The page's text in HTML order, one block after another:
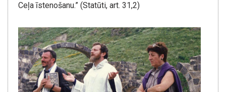
Ceļa īstenošanu.” (Statūti, art. 31,2)